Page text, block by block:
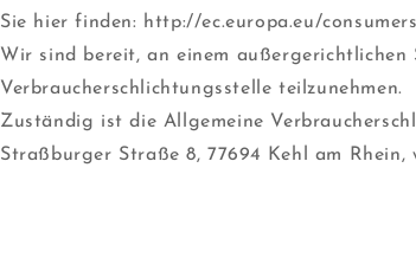
Sie hier finden: http://ec.europa.eu/
Wir sind bereit, an einem
Verbraucherschlichtungsstelle teilzunehmen.
Zuständig ist die Allgemeine
Straßburger Straße 8, 77694 Kehl am Rhein,